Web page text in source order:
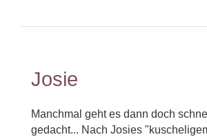
Josie
Manchmal geht es dann doch
gedacht... Nach Josies